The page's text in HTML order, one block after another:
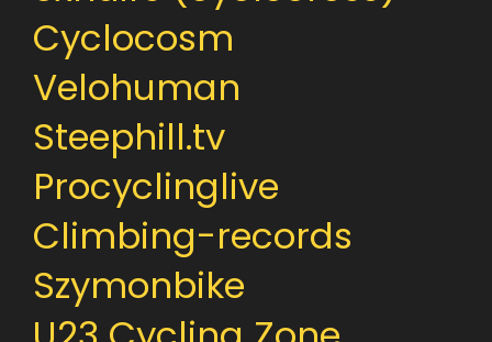
Cyclocosm
Velohuman
Steephill.tv
Procyclinglive
Climbing-records
Szymonbike